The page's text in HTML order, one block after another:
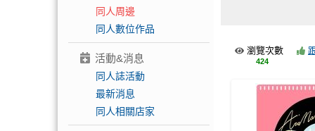
同人周邊
同人數位作品
活動&消息
同人誌活動
最新消息
同人相關店家
瀏覽次數
424